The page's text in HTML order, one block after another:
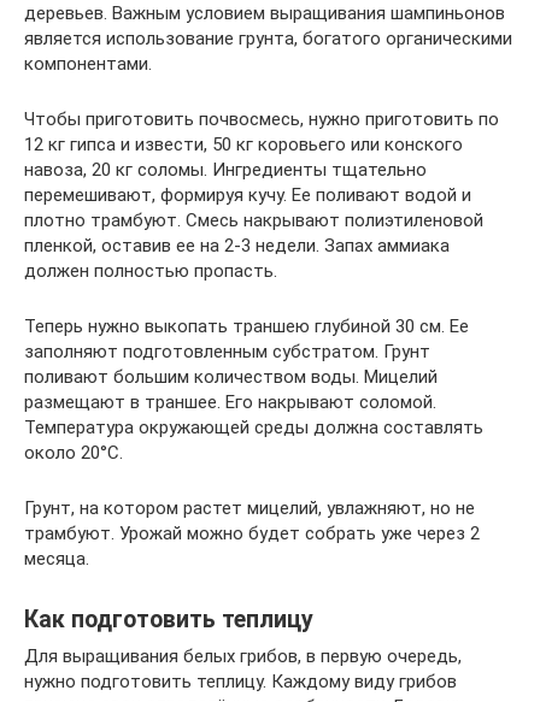
деревьев. Важным условием выращивания шампиньонов
является использование грунта, богатого органическими
компонентами.
Чтобы приготовить почвосмесь, нужно приготовить по
12 кг гипса и извести, 50 кг коровьего или конского
навоза, 20 кг соломы. Ингредиенты тщательно
перемешивают, формируя кучу. Ее поливают водой и
плотно трамбуют. Смесь накрывают полиэтиленовой
пленкой, оставив ее на 2-3 недели. Запах аммиака
должен полностью пропасть.
Теперь нужно выкопать траншею глубиной 30 см. Ее
заполняют подготовленным субстратом. Грунт
поливают большим количеством воды. Мицелий
размещают в траншее. Его накрывают соломой.
Температура окружающей среды должна составлять
около 20°С.
Грунт, на котором растет мицелий, увлажняют, но не
трамбуют. Урожай можно будет собрать уже через 2
месяца.
Как подготовить теплицу
Для выращивания белых грибов, в первую очередь,
нужно подготовить теплицу. Каждому виду грибов